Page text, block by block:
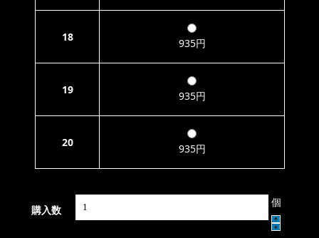
18 935円
19 935円
20 935円
購入数
個